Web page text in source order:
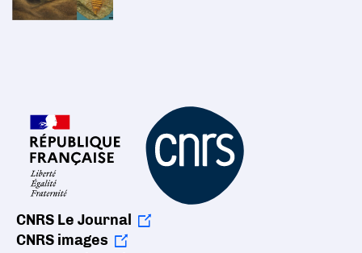
CNRS Le Journal
CNRS images